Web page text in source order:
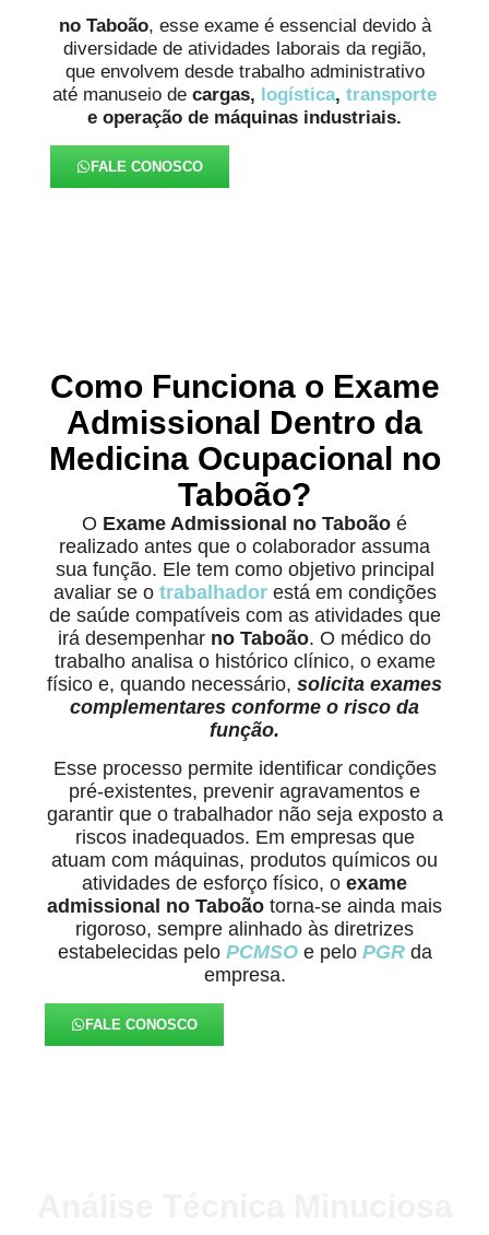
no Taboão, esse exame é essencial devido à
diversidade de atividades laborais da região,
que envolvem desde trabalho administrativo
até manuseio de cargas, logística, transporte
e operação de máquinas industriais.
FALE CONOSCO
Como Funciona o Exame
Admissional Dentro da
Medicina Ocupacional no
Taboão?
O Exame Admissional no Taboão é
realizado antes que o colaborador assuma
sua função. Ele tem como objetivo principal
avaliar se o trabalhador está em condições
de saúde compatíveis com as atividades que
irá desempenhar no Taboão. O médico do
trabalho analisa o histórico clínico, o exame
físico e, quando necessário, solicita exames
complementares conforme o risco da
função.
Esse processo permite identificar condições
pré-existentes, prevenir agravamentos e
garantir que o trabalhador não seja exposto a
riscos inadequados. Em empresas que
atuam com máquinas, produtos químicos ou
atividades de esforço físico, o exame
admissional no Taboão torna-se ainda mais
rigoroso, sempre alinhado às diretrizes
estabelecidas pelo PCMSO e pelo PGR da
empresa.
FALE CONOSCO